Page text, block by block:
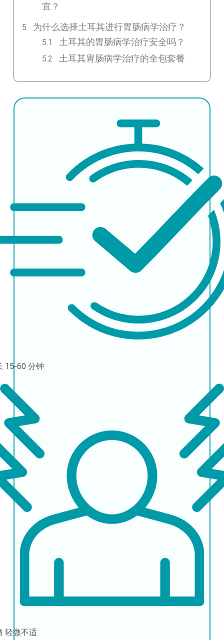
宜？
为什么选择土耳其进行胃肠病学治疗？
土耳其的胃肠病学治疗安全吗？
土耳其胃肠病学治疗的全包套餐
15-60 分钟
轻微不适